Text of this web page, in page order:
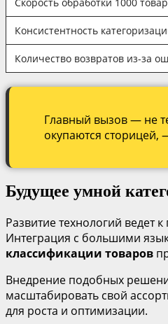
Консистентность
Количество возвратов из-за
Главный вызов — не
окупаются сторицей,
Будущее умной
Развитие технологий ведет
Интеграция с большими
классификации товаров
Внедрение подобных
масштабировать свой
для роста и оптимизации.